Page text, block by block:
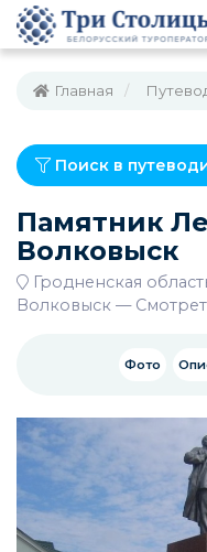
Главная
Поиск в
Памятник
Волковыск
Гродненская
Волковыск —
Фото